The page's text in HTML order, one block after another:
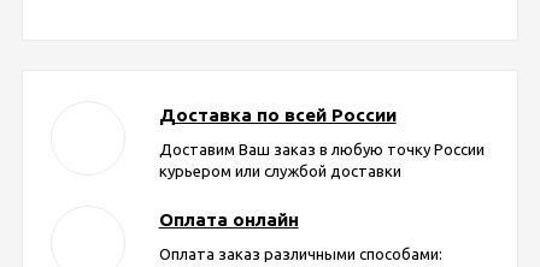
Доставка по всей России
Доставим Ваш заказ в любую точку России
курьером или службой доставки
Оплата онлайн
Оплата заказ различными способами: